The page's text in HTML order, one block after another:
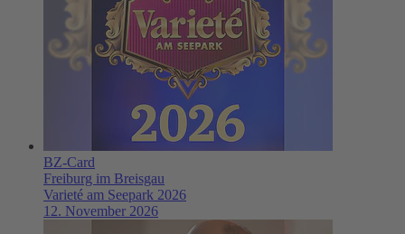
BZ-Card
Freiburg im Breisgau
Varieté am Seepark 2026
12. November 2026